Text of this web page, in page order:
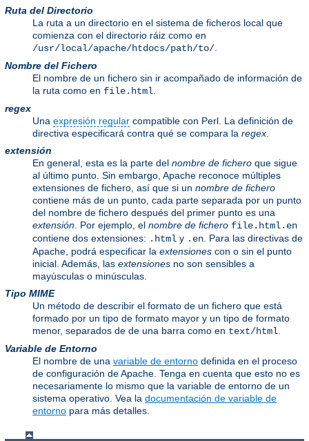
Ruta del Directorio
La ruta a un directorio en el sistema de ficheros local que
comienza con el directorio ráiz como en
/usr/local/apache/htdocs/path/to/.
Nombre del Fichero
El nombre de un fichero sin ir acompañado de información de
la ruta como en file.html.
regex
Una expresión regular compatible con Perl. La definición de
directiva especificará contra qué se compara la regex.
extensión
En general, esta es la parte del nombre de fichero que sigue
al último punto. Sin embargo, Apache reconoce múltiples
extensiones de fichero, así que si un nombre de fichero
contiene más de un punto, cada parte separada por un punto
del nombre de fichero después del primer punto es una
extensión. Por ejemplo, el nombre de fichero file.html.en
contiene dos extensiones: .html y .en. Para las directivas de
Apache, podrá especificar la extensiones con o sin el punto
inicial. Además, las extensiones no son sensibles a
mayúsculas o minúsculas.
Tipo MIME
Un método de describir el formato de un fichero que está
formado por un tipo de formato mayor y un tipo de formato
menor, separados de de una barra como en text/html.
Variable de Entorno
El nombre de una variable de entorno definida en el proceso
de configuración de Apache. Tenga en cuenta que esto no es
necesariamente lo mismo que la variable de entorno de un
sistema operativo. Vea la documentación de variable de
entorno para más detalles.